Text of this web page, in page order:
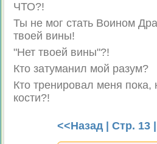
ЧТО?!
Ты не мог стать Воином
твоей вины!
"Нет твоей вины"?!
Кто затуманил мой разум?
Кто тренировал меня пока,
кости?!
<<Назад | Стр. 13 |